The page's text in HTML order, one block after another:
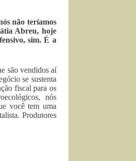
não teríamos
Abreu, hoje
sim. É a
são vendidos aí
se sustenta
fiscal para os
nós
você tem uma
Produtores